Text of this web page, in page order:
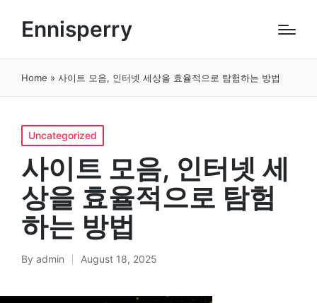
Ennisperry
Home » 사이트 모음, 인터넷 세상을 효율적으로 탐험하는 방법
Posted
in
Uncategorized
사이트 모음, 인터넷 세
상을 효율적으로 탐험
하는 방법
Posted
By admin August 18, 2025